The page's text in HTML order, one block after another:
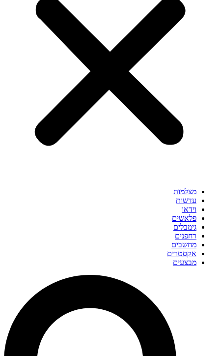
מצלמות
עדשות
וידאו
פלאשים
גימבלים
רחפנים
מחשבים
אקסטרים
מבצעים